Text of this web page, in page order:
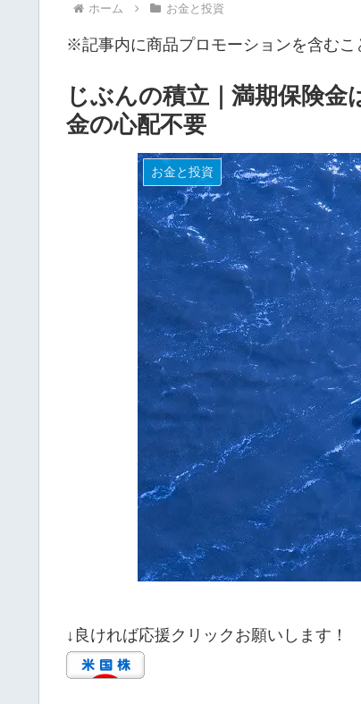
ホーム お金と投資
※記事内に商品プロモーションを含むこ
じぶんの積立｜満期保険
金の心配不要
お金と投資
↓良ければ応援クリックお願いします！